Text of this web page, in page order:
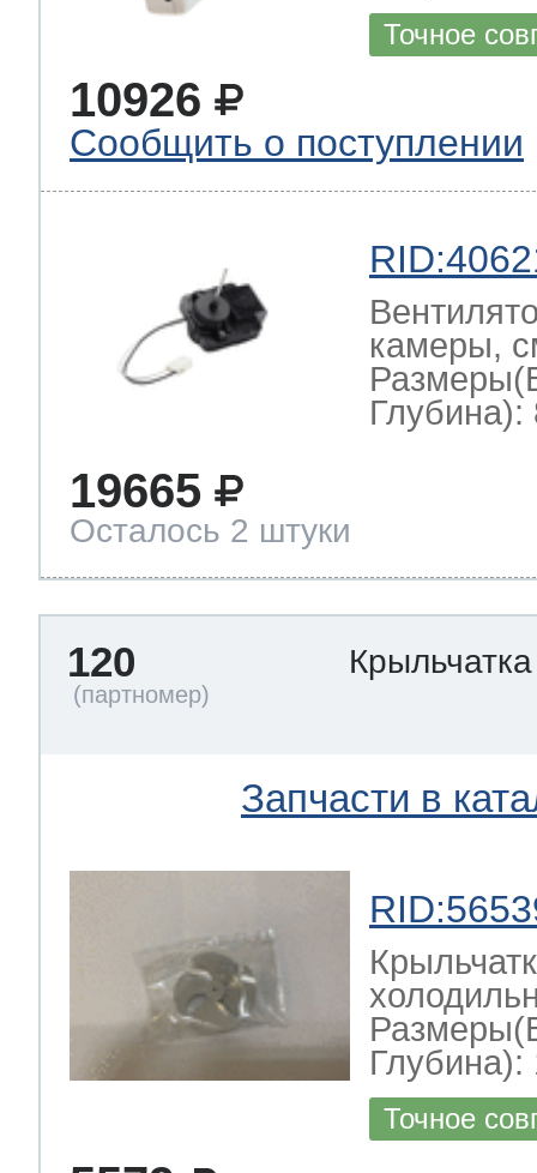
Точное
10926
Сообщить о поступлении
камеры,
Глубина):
19665
Осталось 2 штуки
120
Запчасти в
Глубина):
Точное